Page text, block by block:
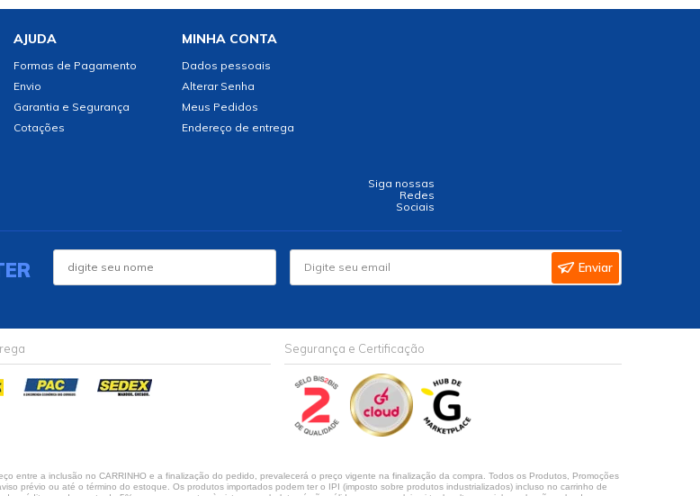
AJUDA
Formas de Pagamento
Envio
Garantia e Segurança
Cotações
MINHA CONTA
Dados pessoais
Alterar Senha
Meus Pedidos
Endereço de entrega
Siga nossas
Redes
Sociais
Enviar
Segurança e Certificação
entre a inclusão no CARRINHO e a finalização do pedido, prevalecerá o preço vigente na finalização da compra. Todos os Produtos, Promoções
prévio ou até o término do estoque. Os produtos importados podem ter o IPI (imposto sobre produtos industrializados) incluso no carrinho de